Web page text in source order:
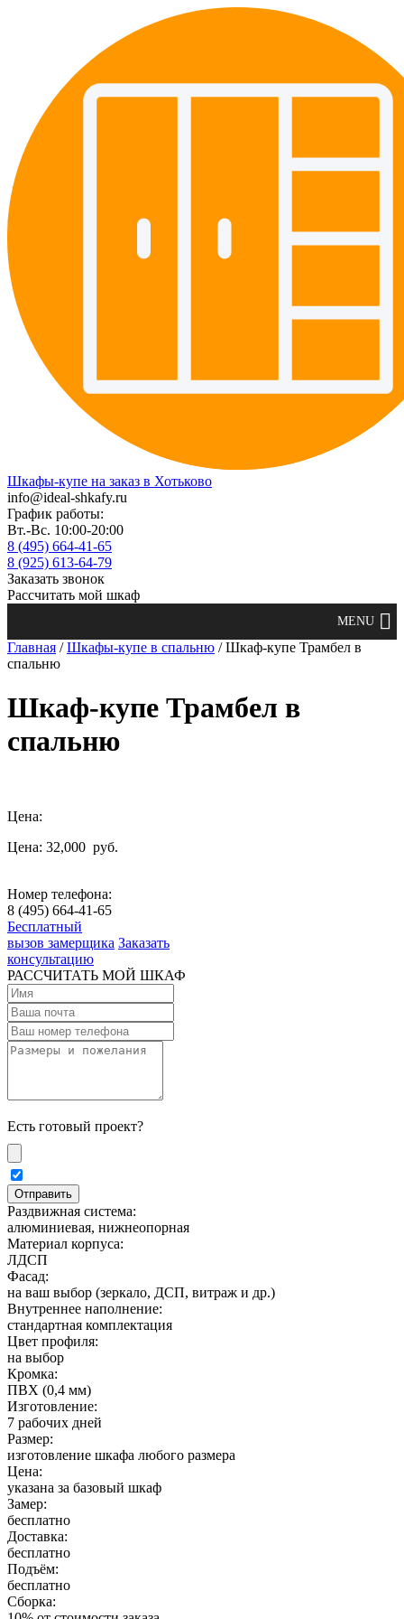
Шкафы-купе на заказ в Хотьково
info@ideal-shkafy.ru
График работы:
Вт.-Вс. 10:00-20:00
8 (495) 664-41-65
8 (925) 613-64-79
Заказать звонок
Рассчитать мой шкаф
Главная /Шкафы-купе в спальню / Шкаф-купе Трамбел в
спальню
Шкаф-купе Трамбел в
спальню
Цена:
Цена: 32,000 руб.
Номер телефона:
8 (495) 664-41-65
Бесплатный
вызов замерщика Заказать
консультацию
РАССЧИТАТЬ МОЙ ШКАФ
Есть готовый проект?
Раздвижная система:
алюминиевая, нижнеопорная
Материал корпуса:
ЛДСП
Фасад:
на ваш выбор (зеркало, ДСП, витраж и др.)
Внутреннее наполнение:
стандартная комплектация
Цвет профиля:
на выбор
Кромка:
ПВХ (0,4 мм)
Изготовление:
7 рабочих дней
Размер:
изготовление шкафа любого размера
Цена:
указана за базовый шкаф
Замер:
бесплатно
Доставка:
бесплатно
Подъём:
бесплатно
Сборка: